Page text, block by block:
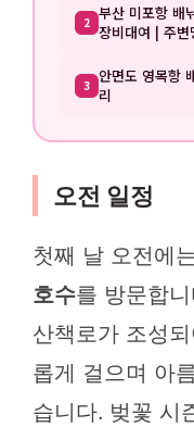
2 부산 미포항 배
장비대여 | 주변
3 안면도 영목항
리
오전 일정
첫째 날 오전에
호수를 방문합
산책로가 조성
롭게 걸으며 아
습니다. 벚꽃 시